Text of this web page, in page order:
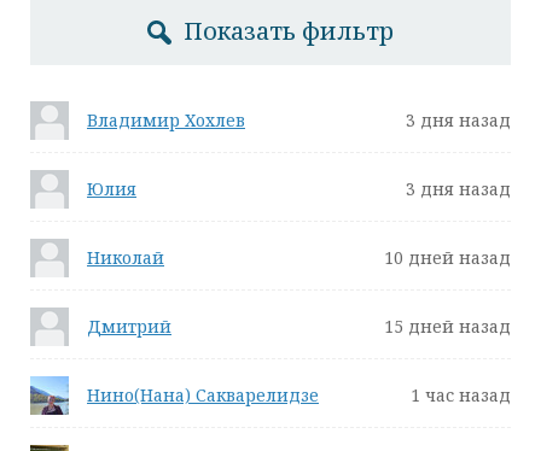
Показать фильтр
Владимир Хохлев 3 дня назад
Юлия 3 дня назад
Николай 10 дней назад
Дмитрий 15 дней назад
Нино(Нана) Сакварелидзе 1 час назад